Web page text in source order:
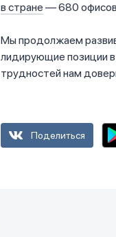
в стране — 680
Мы продолжаем
лидирующие позиции
трудностей нам
Поделиться